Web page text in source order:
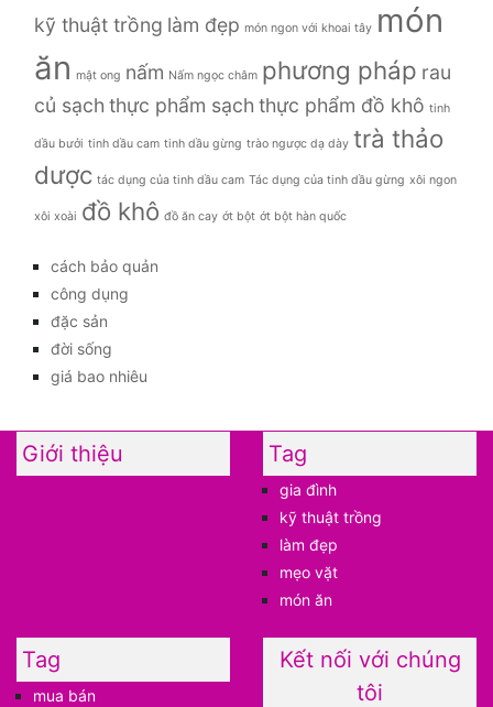
kỹ thuật trồng làm đẹp món ngon với khoai tây món
ăn mật ong nấm Nấm ngọc châm phương pháp rau
củ sạch thực phẩm sạch thực phẩm đồ khô tinh
dầu bưởi tinh dầu cam tinh dầu gừng trào ngược dạ dày trà thảo
dược tác dụng của tinh dầu cam Tác dụng của tinh dầu gừng xôi ngon
xôi xoài đồ khô đồ ăn cay ớt bột ớt bột hàn quốc
cách bảo quản
công dụng
đặc sản
đời sống
giá bao nhiêu
Giới thiệu Tag
gia đình
kỹ thuật trồng
làm đẹp
mẹo vặt
món ăn
Tag
mua bán
Kết nối với chúng
tôi